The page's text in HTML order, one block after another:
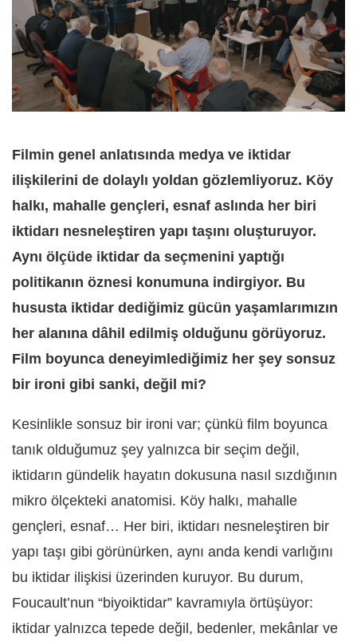
Filmin genel anlatısında medya ve iktidar
ilişkilerini de dolaylı yoldan gözlemliyoruz. Köy
halkı, mahalle gençleri, esnaf aslında her biri
iktidarı nesneleştiren yapı taşını oluşturuyor.
Aynı ölçüde iktidar da seçmenini yaptığı
politikanın öznesi konumuna indirgiyor. Bu
hususta iktidar dediğimiz gücün yaşamlarımızın
her alanına dâhil edilmiş olduğunu görüyoruz.
Film boyunca deneyimlediğimiz her şey sonsuz
bir ironi gibi sanki, değil mi?
Kesinlikle sonsuz bir ironi var; çünkü film boyunca
tanık olduğumuz şey yalnızca bir seçim değil,
iktidarın gündelik hayatın dokusuna nasıl sızdığının
mikro ölçekteki anatomisi. Köy halkı, mahalle
gençleri, esnaf… Her biri, iktidarı nesneleştiren bir
yapı taşı gibi görünürken, aynı anda kendi varlığını
bu iktidar ilişkisi üzerinden kuruyor. Bu durum,
Foucault’nun “biyoiktidar” kavramıyla örtüşüyor:
iktidar yalnızca tepede değil, bedenler, mekânlar ve